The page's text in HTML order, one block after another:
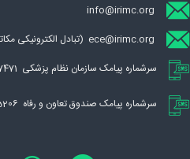
info@irimc.org
ece@irimc.org (تبادل الکترونیکی مکاتبات ECE)
سرشماره پیامک سازمان نظام پزشکی 9830007471
سرشماره پیامک صندوق تعاون و رفاه 9830005206